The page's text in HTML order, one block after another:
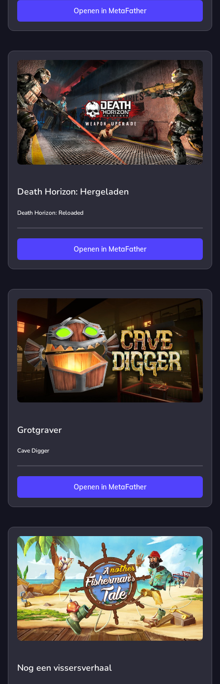
Openen in MetaFather
Death Horizon: Hergeladen
Death Horizon: Reloaded
Openen in MetaFather
Grotgraver
Cave Digger
Openen in MetaFather
Nog een vissersverhaal